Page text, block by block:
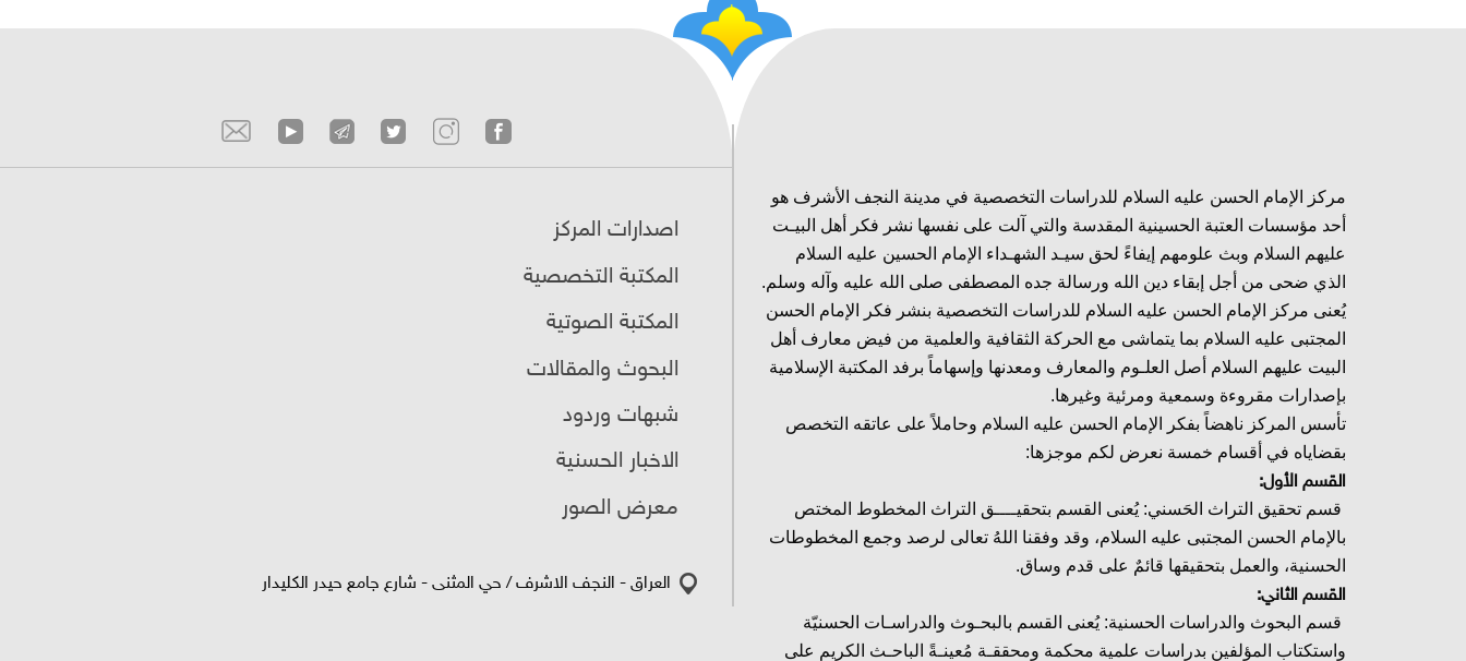
مركز الإمام الحسن عليه السلام للدراسات التخصصية في مدينة النجف الأشرف هو
أحد مؤسسات العتبة الحسينية المقدسة والتي آلت على نفسها نشر فكر أهل البيـت
عليهم السلام وبث علومهم إيفاءً لحق سيـد الشهـداء الإمام الحسين عليه السلام
الذي ضحى من أجل إبقاء دين الله ورسالة جده المصطفى صلى الله عليه وآله وسلم.
يُعنى مركز الإمام الحسن عليه السلام للدراسات التخصصية بنشر فكر الإمام الحسن
المجتبى عليه السلام بما يتماشى مع الحركة الثقافية والعلمية من فيض معارف أهل
البيت عليهم السلام أصل العلـوم والمعارف ومعدنها وإسهاماً برفد المكتبة الإسلامية
بإصدارات مقروءة وسمعية ومرئية وغيرها.
تأسس المركز ناهضاً بفكر الإمام الحسن عليه السلام وحاملاً على عاتقه التخصص
بقضاياه في أقسام خمسة نعرض لكم موجزها:
القسم الأول:
قسم تحقيق التراث الحَسني: يُعنى القسم بتحقيــــق التراث المخطوط المختص
بالإمام الحسن المجتبى عليه السلام، وقد وفقنا اللهُ تعالى لرصد وجمع المخطوطات
الحسنية، والعمل بتحقيقها قائمٌ على قدم وساق.
القسم الثاني:
قسم البحوث والدراسات الحسنية: يُعنى القسم بالبحـوث والدراسـات الحسنيّة
واستكتاب المؤلفين بدراسات علمية محكمة ومحققـة مُعينـةً الباحـث الكريم على
اصدارات المركز
المكتبة التخصصية
المكتبة الصوتية
البحوث والمقالات
شبهات وردود
الاخبار الحسنية
معرض الصور
العراق - النجف الاشرف / حي المثنى - شارع جامع حيدر الكليدار